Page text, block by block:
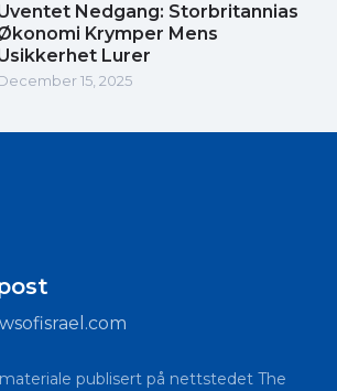
Nedgang: Storbritannias
Krymper Mens
Lurer
15, 2025
publisert på nettstedet The